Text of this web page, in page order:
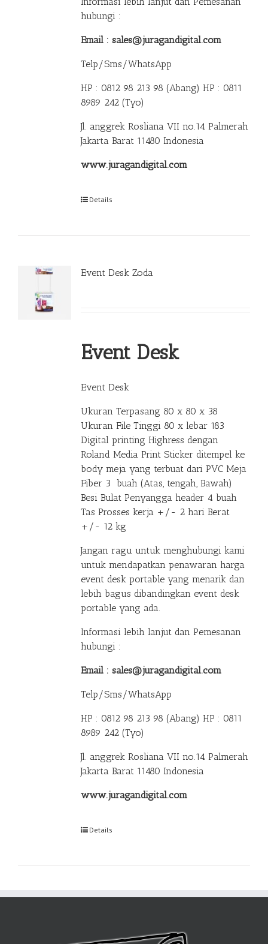
hubungi :
Email : sales@juragandigital.com
Telp/Sms/WhatsApp
HP : 0812 98 213 98 (Abang) HP : 0811
8989 242 (Tyo)
Jl. anggrek Rosliana VII no.14 Palmerah
Jakarta Barat 11480 Indonesia
www.juragandigital.com
Details
Event Desk Zoda
Event Desk
Event Desk
Ukuran Terpasang 80 x 80 x 38
Ukuran File Tinggi 80 x lebar 183
Digital printing Highress dengan
Roland Media Print Sticker ditempel ke
body meja yang terbuat dari PVC Meja
Fiber 3 buah (Atas, tengah, Bawah)
Besi Bulat Penyangga header 4 buah
Tas Prosses kerja +/- 2 hari Berat
+/- 12 kg
Jangan ragu untuk menghubungi kami
untuk mendapatkan penawaran harga
event desk portable yang menarik dan
lebih bagus dibandingkan event desk
portable yang ada.
Informasi lebih lanjut dan Pemesanan
hubungi :
Email : sales@juragandigital.com
Telp/Sms/WhatsApp
HP : 0812 98 213 98 (Abang) HP : 0811
8989 242 (Tyo)
Jl. anggrek Rosliana VII no.14 Palmerah
Jakarta Barat 11480 Indonesia
www.juragandigital.com
Details